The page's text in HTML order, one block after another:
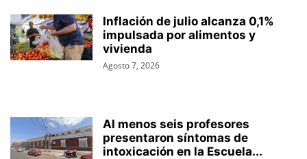
Inflación de julio alcanza 0,1%
impulsada por alimentos y
vivienda
Agosto 7, 2026
Al menos seis profesores
presentaron síntomas de
intoxicación en la Escuela...